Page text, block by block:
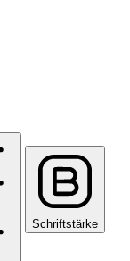
Schriftstärke